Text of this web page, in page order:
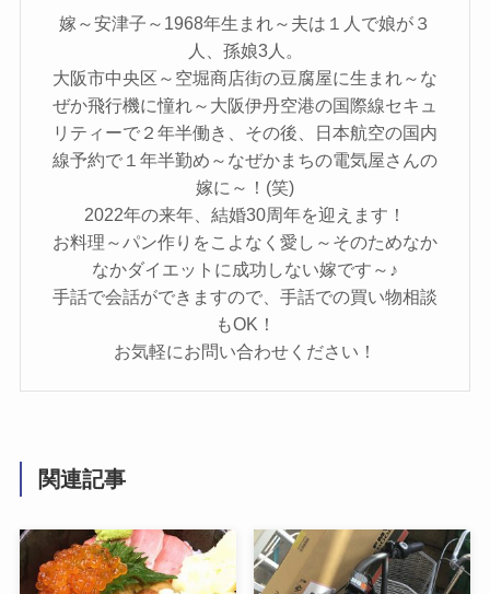
嫁～安津子～1968年生まれ～夫は１人で娘が３
人、孫娘3人。
大阪市中央区～空堀商店街の豆腐屋に生まれ～な
ぜか飛行機に憧れ～大阪伊丹空港の国際線セキュ
リティーで２年半働き、その後、日本航空の国内
線予約で１年半勤め～なぜかまちの電気屋さんの
嫁に～！(笑)
2022年の来年、結婚30周年を迎えます！
お料理～パン作りをこよなく愛し～そのためなか
なかダイエットに成功しない嫁です～♪
手話で会話ができますので、手話での買い物相談
もOK！
お気軽にお問い合わせください！
関連記事